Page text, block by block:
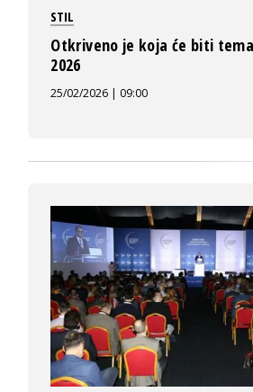
STIL
Otkriveno je koja će biti
2026
25/02/2026 | 09:00